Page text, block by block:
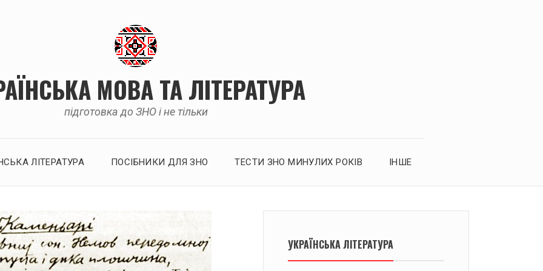
МОВА ТА ЛІТЕРАТУРА
підготовка до ЗНО і не тільки
ЛІТЕРАТУРА ПОСІБНИКИ ДЛЯ ЗНО ТЕСТИ ЗНО МИНУЛИХ РОКІВ ІНШЕ
УКРАЇНСЬКА ЛІТЕРАТУРА